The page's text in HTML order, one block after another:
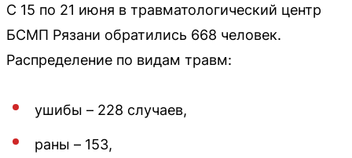
С 15 по 21 июня в травматологический центр
БСМП Рязани обратились 668 человек.
Распределение по видам травм:
ушибы – 228 случаев,
раны – 153,